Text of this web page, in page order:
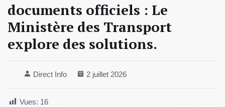
documents officiels : Le
Ministère des Transport
explore des solutions.
Direct Info 2 juillet 2026
Vues: 16